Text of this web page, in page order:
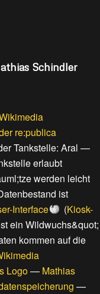
Schindler
re:publica
Tankstelle: Aral —
erlaubt
werden leicht
ist
Interface (Kiosk-
ein Wildwuchs&quot;
kommen auf die
Logo— Mathias
—